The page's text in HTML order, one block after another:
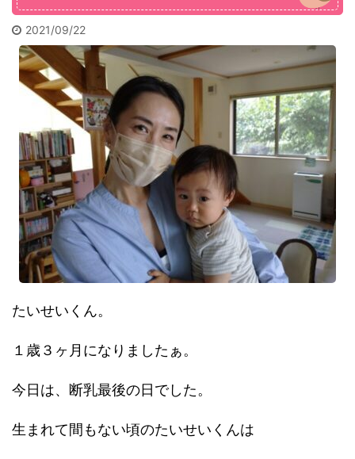
2021/09/22
たいせいくん。
１歳３ヶ月になりましたぁ。
今日は、断乳最後の日でした。
生まれて間もない頃のたいせいくんは